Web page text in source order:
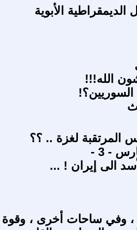
الديمقراطية الأبوية
الله!!!
المرتقبة لغزة .. ؟؟
الى إيران ! ...
وفي ساحات أخرى ، وقوة